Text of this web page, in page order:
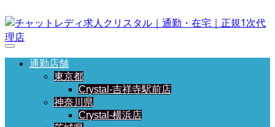
通勤店舗
東京都
Crystal-吉祥寺駅前店
神奈川県
Crystal-横浜店